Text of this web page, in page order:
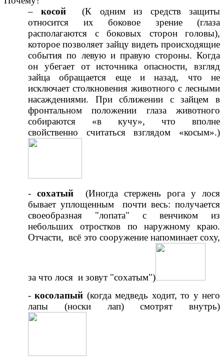
–косой(К одним из средств защиты
относится их боковое зрение (глаза
располагаются с боковых сторон головы),
которое позволяет зайцу видеть происходящие
события по левую и правую стороны. Когда
он убегает от источника опасности, взгляд
зайца обращается еще и назад, что не
исключает столкновения животного с лесными
насаждениями. При сближении с зайцем в
фронтальном положении глаза животного
собираются «в кучу», что вполне
свойственно считаться взглядом «косым».)
- сохатый
(Иногда стержень рога у лося
бывает уплощенным почти весь: получается
своеобразная "лопата" с венчиком из
небольших отростков по наружному краю.
Отчасти, всё это сооружение напоминает соху,
за что лося и зовут "сохатым")
-косолапый (когда медведь ходит, то у него
лапы (носки лап) смотрят внутрь)